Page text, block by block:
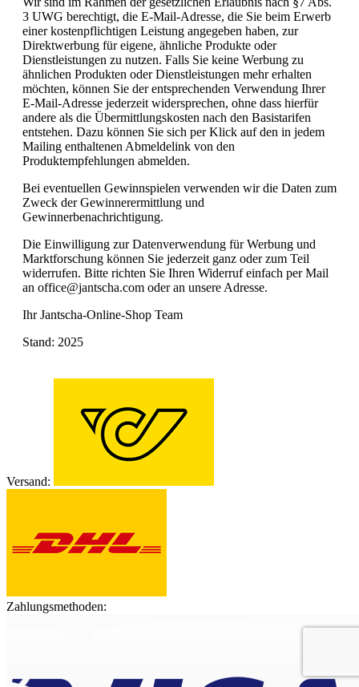
3 UWG berechtigt, die E-Mail-Adresse, die Sie beim Erwerb
einer kostenpflichtigen Leistung angegeben haben, zur
Direktwerbung für eigene, ähnliche Produkte oder
Dienstleistungen zu nutzen. Falls Sie keine Werbung zu
ähnlichen Produkten oder Dienstleistungen mehr erhalten
möchten, können Sie der entsprechenden Verwendung Ihrer
E-Mail-Adresse jederzeit widersprechen, ohne dass hierfür
andere als die Übermittlungskosten nach den Basistarifen
entstehen. Dazu können Sie sich per Klick auf den in jedem
Mailing enthaltenen Abmeldelink von den
Produktempfehlungen abmelden.
Bei eventuellen Gewinnspielen verwenden wir die Daten zum
Zweck der Gewinnerermittlung und
Gewinnerbenachrichtigung.
Die Einwilligung zur Datenverwendung für Werbung und
Marktforschung können Sie jederzeit ganz oder zum Teil
widerrufen. Bitte richten Sie Ihren Widerruf einfach per Mail
an office@jantscha.com oder an unsere Adresse.
Ihr Jantscha-Online-Shop Team
Stand: 2025
Versand:
Zahlungsmethoden: